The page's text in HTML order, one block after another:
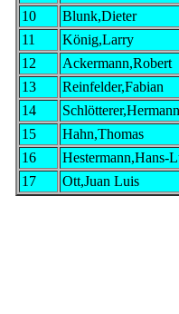
10
Blunk,Dieter
11
König,Larry
12
Ackermann,Robert
13
Reinfelder,Fabian
14
Schlötterer,Hermann
15
Hahn,Thomas
16
Hestermann,Hans-
17
Ott,Juan Luis